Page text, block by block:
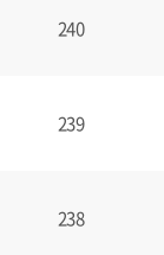
240
239
238